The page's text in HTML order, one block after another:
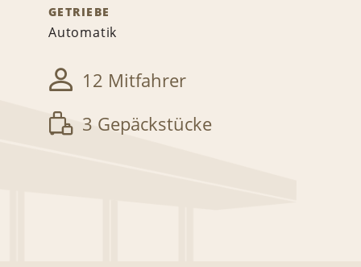
GETRIEBE
Automatik
12 Mitfahrer
3 Gepäckstücke